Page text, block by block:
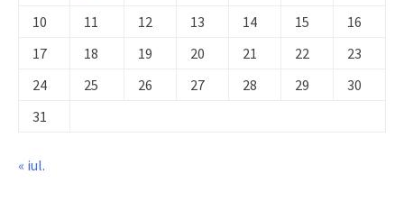
10
11 12 13 14 15
16
17
18 19 20 21 22
23
24
25 26 27 28 29
30
31
« iul.